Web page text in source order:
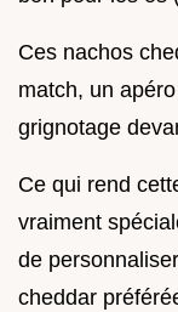
Ces nachos
match, un
grignotage
Ce qui rend
vraiment
de
cheddar